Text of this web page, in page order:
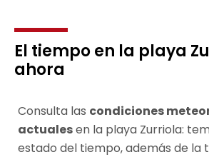
El tiempo en la playa
ahora
Consulta las condiciones
actualesen la playa Zurriola:
estado del tiempo, además de